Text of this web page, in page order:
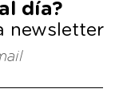
día?
newsletter